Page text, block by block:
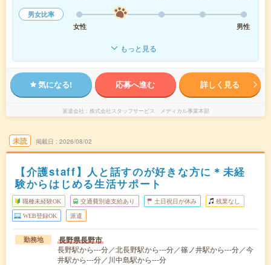
男女比率
女性
男性
もっと見る
気になる! 応募へ進む 詳しく見る
派遣会社 株式会社スタッフサービス メディカル事業本部
未読 掲載日 2026/08/02
【介護staff】人と話すのが好きな方に＊未経
験からはじめる生活サポート
職種未経験OK 交通費別途支給あり 土日祝日が休み 残業なし
WEB登録OK 派遣
勤務地 長野県長野市
長野駅から---分／北長野駅から---分／篠ノ井駅から---分／今
井駅から---分／川中島駅から---分